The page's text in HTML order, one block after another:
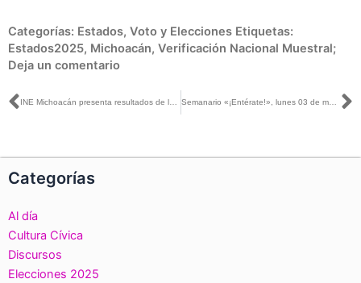
Categorías: Estados, Voto y Elecciones Etiquetas:
Estados2025, Michoacán, Verificación Nacional Muestral;
Deja un comentario
Ant INE Michoacán presenta resultados de la Campaña de Actualización al Padrón Electoral Semanario «¡Entérate!», lunes 03 de marzo de 2025
Categorías
Al día
Cultura Cívica
Discursos
Elecciones 2025